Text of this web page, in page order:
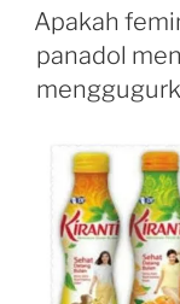
ON
Apakah
panadol